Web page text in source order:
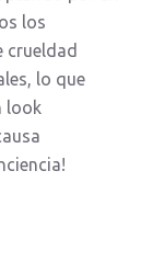
los
crueldad
lo que
look